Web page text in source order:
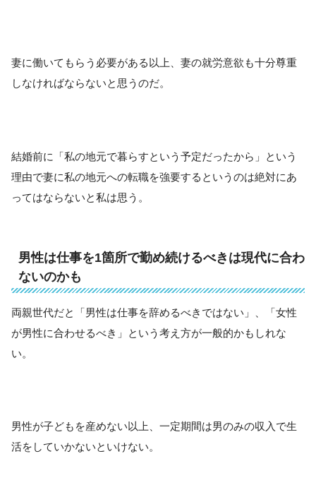
妻に働いてもらう必要がある以上、妻の就労意欲も十分尊重
しなければならないと思うのだ。
結婚前に「私の地元で暮らすという予定だったから」という
理由で妻に私の地元への転職を強要するというのは絶対にあ
ってはならないと私は思う。
男性は仕事を1箇所で勤め続けるべきは現代に合わ
ないのかも
両親世代だと「男性は仕事を辞めるべきではない」、「女性
が男性に合わせるべき」という考え方が一般的かもしれな
い。
男性が子どもを産めない以上、一定期間は男のみの収入で生
活をしていかないといけない。